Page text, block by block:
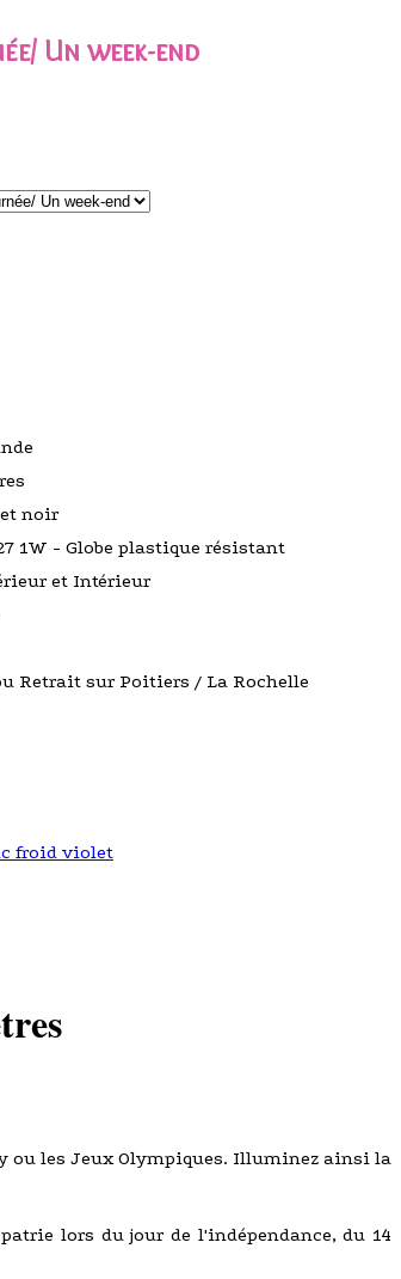
Un week-end
noir
1W - Globe plastique résistant
et Intérieur
Retrait sur Poitiers / La Rochelle
froid violet
ou les Jeux Olympiques. Illuminez ainsi la
lors du jour de l'indépendance, du 14